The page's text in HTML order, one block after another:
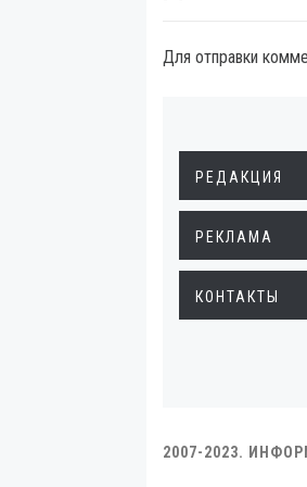
Для отправки
РЕДАКЦИЯ
РЕКЛАМА
КОНТАКТЫ
2007-2023.